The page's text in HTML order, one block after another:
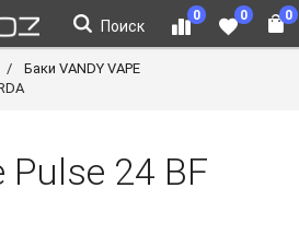
Поиск
0 0 0
Баки VANDY VAPE
Pulse 24 BF